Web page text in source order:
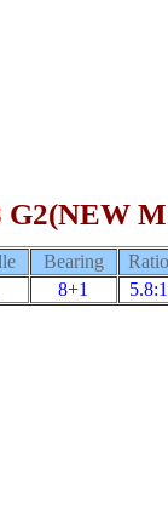
G2(NEW
Bearing
Ratio
8+1 5.8:1